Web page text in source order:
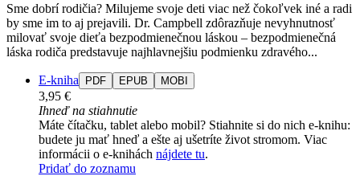
Sme dobrí rodičia? Milujeme svoje deti viac než čokoľvek iné a radi
by sme im to aj prejavili. Dr. Campbell zdôrazňuje nevyhnutnosť
milovať svoje dieťa bezpodmienečnou láskou – bezpodmienečná
láska rodiča predstavuje najhlavnejšiu podmienku zdravého...
E-kniha PDF EPUB MOBI
3,95 €
Ihneď na stiahnutie
Máte čítačku, tablet alebo mobil? Stiahnite si do nich e-knihu:
budete ju mať hneď a ešte aj ušetríte život stromom. Viac
informácii o e-knihách nájdete tu.
Pridať do zoznamu